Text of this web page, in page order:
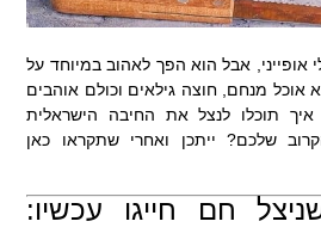
אופייני, אבל הוא הפך לאהוב במיוחד על
אוכל מנחם, חוצה גילאים וכולם אוהבים
תוכלו לנצל את החיבה הישראלית
שלכם? ייתכן ואחרי שתקראו כאן
חם חייגו עכשיו: